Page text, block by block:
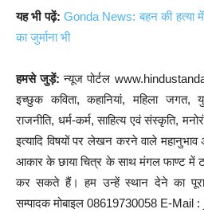
यह भी पढ़ें: Gonda News: बहन की हत्या
का जुर्माना भी
हमसे जुड़ें: न्यूज पोर्टल
इच्छुक कविता, कहानियां, महिला जगत,
राजनीति, धर्म-कर्म, साहित्य एवं संस्कृति,
इत्यादि विषयों पर लेखन करने वाले महानुभाव
आकार के छाया चित्र के साथ मंगल फाण्ट में
कर सकते हैं। हम उन्हें स्थान देने का
सम्पादक मोबाइल 08619730058 E-